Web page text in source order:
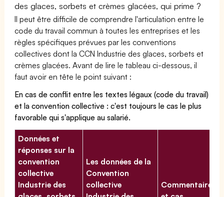
des glaces, sorbets et crèmes glacées, qui prime ?
Il peut être difficile de comprendre l'articulation entre le
code du travail commun à toutes les entreprises et les
règles spécifiques prévues par les conventions
collectives dont la CCN Industrie des glaces, sorbets et
crèmes glacées. Avant de lire le tableau ci-dessous, il
faut avoir en tête le point suivant :
En cas de conflit entre les textes légaux (code du travail)
et la convention collective : c'est toujours le cas le plus
favorable qui s'applique au salarié.
Données et
réponses sur la
convention
collective
Industrie des
Les données de la
Convention
collective
Commentaires